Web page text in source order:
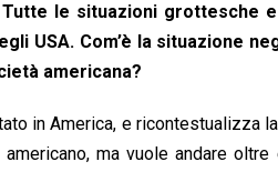
le situazioni grottesche
USA. Com’è la situazione
americana?
in America, e ricontestualizza
ma vuole andare